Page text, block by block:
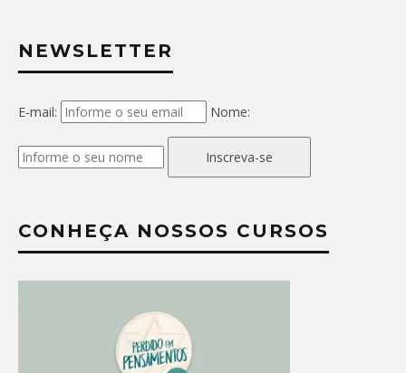
NEWSLETTER
E-mail: Nome:
Inscreva-se
CONHEÇA NOSSOS CURSOS